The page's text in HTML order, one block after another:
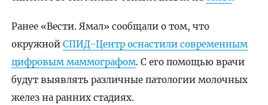
Ранее «Вести. Ямал» сообщали о том, что
окружной СПИД-Центр оснастили современным
цифровым маммографом. С его помощью врачи
будут выявлять различные патологии молочных
желез на ранних стадиях.